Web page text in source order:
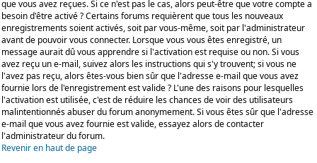
que vous avez reçues. Si ce n'est pas le cas, alors peut-être que votre compte a
besoin d'être activé ? Certains forums requièrent que tous les nouveaux
enregistrements soient activés, soit par vous-même, soit par l'administrateur
avant de pouvoir vous connecter. Lorsque vous vous êtes enregistré, un
message aurait dû vous apprendre si l'activation est requise ou non. Si vous
avez reçu un e-mail, suivez alors les instructions qui s'y trouvent; si vous ne
l'avez pas reçu, alors êtes-vous bien sûr que l'adresse e-mail que vous avez
fournie lors de l'enregistrement est valide ? L'une des raisons pour lesquelles
l'activation est utilisée, c'est de réduire les chances de voir des utilisateurs
malintentionnés abuser du forum anonymement. Si vous êtes sûr que l'adresse
e-mail que vous avez fournie est valide, essayez alors de contacter
l'administrateur du forum.
Revenir en haut de page